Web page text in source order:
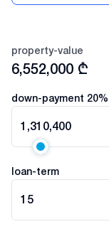
property-value
6,552,000 ₾
down-payment 20%
1,310,400
loan-term
15